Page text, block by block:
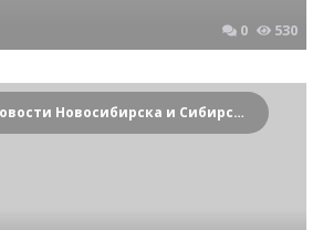
0 530
Криминальные новости Новосибирска и Сибирского региона